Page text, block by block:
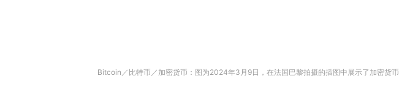
Bitcoin／比特币／加密货币：图为2024年3月9日，在法国巴黎拍摄的插图中展示了加密货